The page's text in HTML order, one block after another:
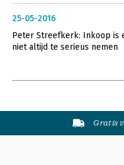
25-05-2016
Peter Streefkerk: Inkoop is
niet altijd te serieus nemen
Gratis